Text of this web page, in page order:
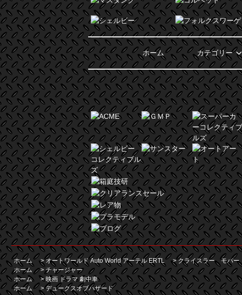
ホーム カテゴリー
ホーム >オートワールド Auto World アーテル ERTL >クライスラー モパー
ホーム
>チャージャー
ホーム
>映画 ドラマ 劇中車
ホーム
>デュークスオブハザード